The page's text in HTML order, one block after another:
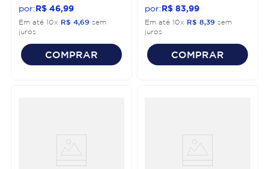
R$ 46 99
Em até 10x R$ 4 69 sem
juros
COMPRAR
R$ 83 99
Em até 10x R$ 8 39 sem
juros
COMPRAR